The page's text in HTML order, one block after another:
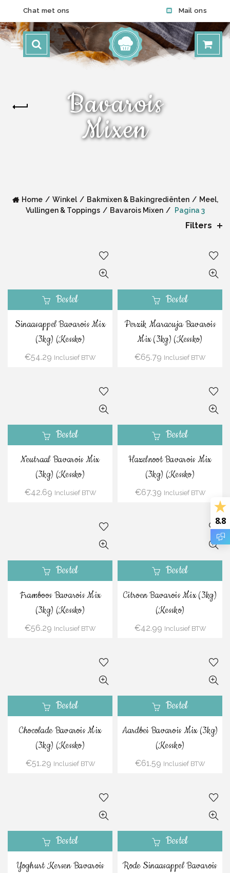
Chat met ons Mail ons
Bavarois
Mixen
Home Winkel Bakmixen & Bakingrediënten
Meel,
Vullingen & Toppings
Bavarois Mixen Pagina 3
Filters
Bestel
Sinaasappel Bavarois Mix
(3kg) (Kessko)
€54.29 Inclusief BTW
Bestel
Perzik Maracuja Bavarois
Mix (3kg) (Kessko)
€65.79 Inclusief BTW
Bestel
Neutraal Bavarois Mix
(3kg) (Kessko)
€42.69 Inclusief BTW
Bestel
Hazelnoot Bavarois Mix
(3kg) (Kessko)
€67.39 Inclusief BTW
Bestel
Framboos Bavarois Mix
(3kg) (Kessko)
€56.29 Inclusief BTW
Bestel
Citroen Bavarois Mix (3kg)
(Kessko)
€42.99 Inclusief BTW
Bestel
Chocolade Bavarois Mix
(3kg) (Kessko)
€51.29 Inclusief BTW
Bestel
Aardbei Bavarois Mix (3kg)
(Kessko)
€61.59 Inclusief BTW
Bestel
Yoghurt Kersen Bavarois
Bestel
Rode Sinaasappel Bavarois
8.8